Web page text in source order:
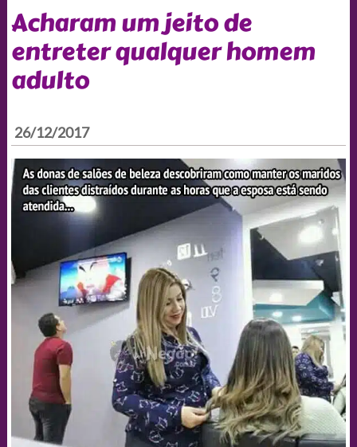
Acharam um jeito de
entreter qualquer homem
adulto
26/12/2017